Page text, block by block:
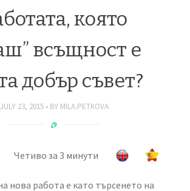
която
всъщност е
добър съвет?
JULY 23, 2015 BY MILA.PETKOVA
Четиво за 3 минути
нова работа е като търсенето на